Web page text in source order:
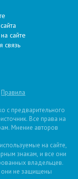
сайте
связь
Правила
с предварительного
Все права на
Мнение авторов
на сайте,
знакам, и все они
владельцев.
они не защищены